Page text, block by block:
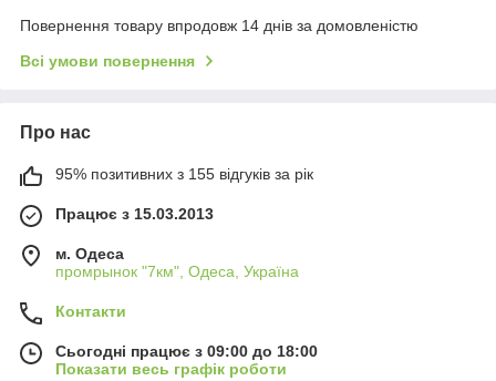
Повернення товару впродовж 14 днів за домовленістю
Всі умови повернення
Про нас
95% позитивних з 155 відгуків за рік
Працює з 15.03.2013
м. Одеса
промрынок "7км", Одеса, Україна
Контакти
Сьогодні працює з 09:00 до 18:00
Показати весь графік роботи